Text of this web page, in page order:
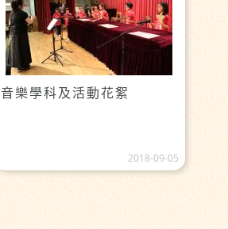
音樂學科及活動花絮
2018-09-05